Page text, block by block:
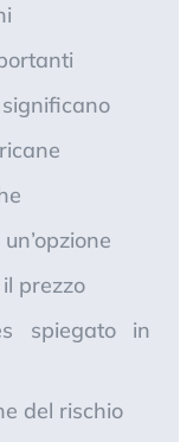
prezzo
spiegato in
del rischio